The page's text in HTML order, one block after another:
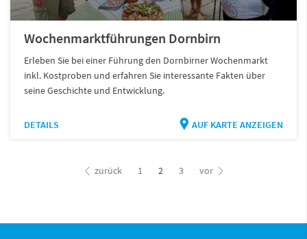
Wochenmarktführungen Dornbirn
Erleben Sie bei einer Führung den Dornbirner Wochenmarkt
inkl. Kostproben und erfahren Sie interessante Fakten über
seine Geschichte und Entwicklung.
DETAILS AUF KARTE ANZEIGEN
zurück 1 2 3 vor